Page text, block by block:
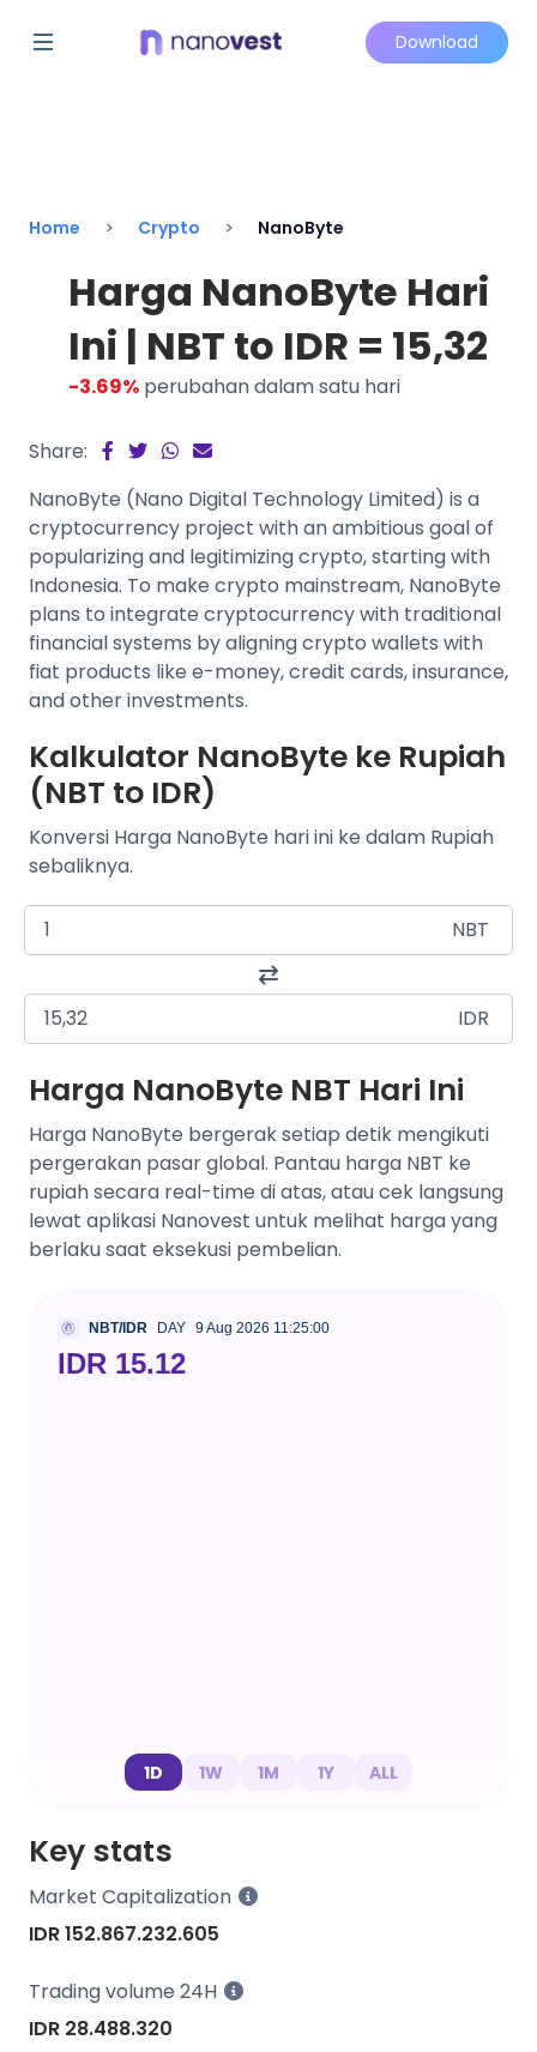
Download
Home Crypto NanoByte
Harga NanoByte Hari
Ini | NBT to IDR = 15,32
-3.69% perubahan dalam satu hari
Share:
NanoByte (Nano Digital Technology Limited) is a
cryptocurrency project with an ambitious goal of
popularizing and legitimizing crypto, starting with
Indonesia. To make crypto mainstream, NanoByte
plans to integrate cryptocurrency with traditional
financial systems by aligning crypto wallets with
fiat products like e-money, credit cards, insurance,
and other investments.
Kalkulator NanoByte ke Rupiah
(NBT to IDR)
Konversi Harga NanoByte hari ini ke dalam Rupiah
sebaliknya.
NBT
IDR
Harga NanoByte NBT Hari Ini
Harga NanoByte bergerak setiap detik mengikuti
pergerakan pasar global. Pantau harga NBT ke
rupiah secara real-time di atas, atau cek langsung
lewat aplikasi Nanovest untuk melihat harga yang
berlaku saat eksekusi pembelian.
NBT/IDR DAY 9 Aug 2026 11:25:00
IDR 15.12
1D 1W 1M 1Y ALL
Key stats
Market Capitalization
IDR 152.867.232.605
Trading volume 24H
IDR 28.488.320